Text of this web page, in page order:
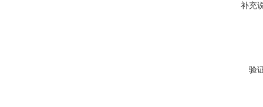
补充
验